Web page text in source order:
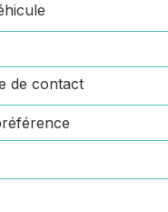
de contact